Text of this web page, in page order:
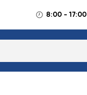
8:00 - 17:00